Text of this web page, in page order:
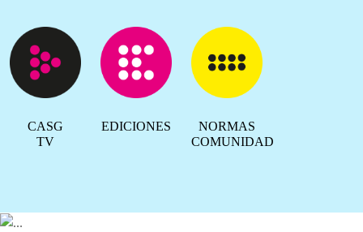
CASG
TV
EDICIONES
NORMAS
COMUNIDAD